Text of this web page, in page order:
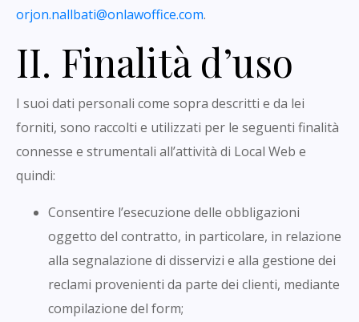
orjon.nallbati@onlawoffice.com.
II. Finalità d’uso
I suoi dati personali come sopra descritti e da lei
forniti, sono raccolti e utilizzati per le seguenti finalità
connesse e strumentali all’attività di Local Web e
quindi:
Consentire l’esecuzione delle obbligazioni
oggetto del contratto, in particolare, in relazione
alla segnalazione di disservizi e alla gestione dei
reclami provenienti da parte dei clienti, mediante
compilazione del form;